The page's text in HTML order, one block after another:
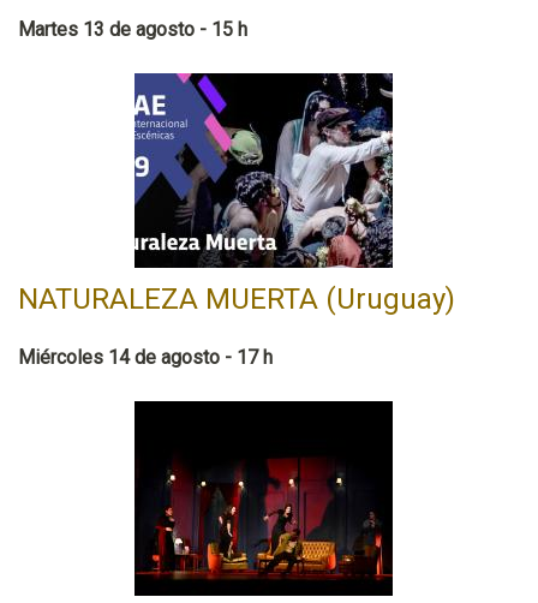
Martes 13 de agosto - 15 h
NATURALEZA MUERTA (Uruguay)
Miércoles 14 de agosto - 17 h